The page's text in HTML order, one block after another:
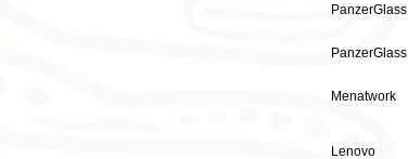
PanzerGlass
PanzerGlass
Menatwork
Lenovo